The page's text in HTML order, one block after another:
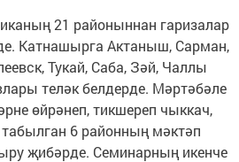
21 районыннан гаризалар
Катнашырга Актаныш, Сарман,
Тукай, Саба, Зәй, Чаллы
теләк белдерде. Мәртәбәле
өйрәнеп, тикшереп чыккач,
6 районның мәктәп
җибәрде. Семинарның икенче